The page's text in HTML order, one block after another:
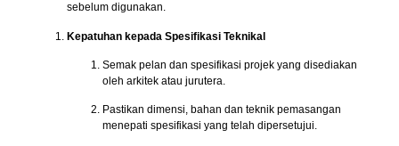
sebelum digunakan.
Kepatuhan kepada Spesifikasi Teknikal
Semak pelan dan spesifikasi projek yang disediakan
oleh arkitek atau jurutera.
Pastikan dimensi, bahan dan teknik pemasangan
menepati spesifikasi yang telah dipersetujui.